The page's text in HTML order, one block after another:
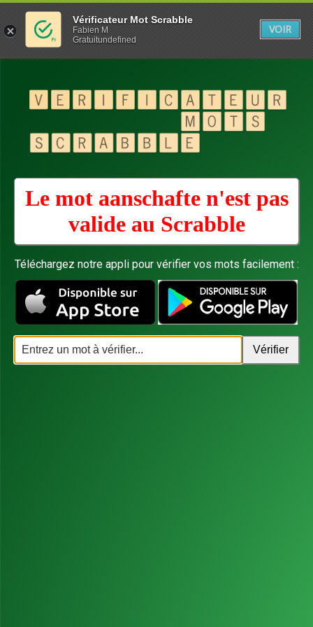
Le mot aanschafte n'est pas
valide au Scrabble
Téléchargez notre appli pour vérifier vos mots facilement :
Vérificateur Mot Scrabble
Fabien M
Gratuitundefined
VOIR